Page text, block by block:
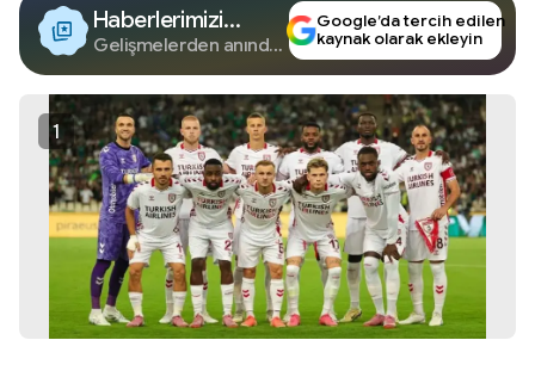
Haberlerimizi
Google'da Takip
Edin
Gelişmelerden anında
Google’da tercih edilen
kaynak olarak ekleyin
1